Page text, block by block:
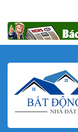
Tin tức 24h BĐS: